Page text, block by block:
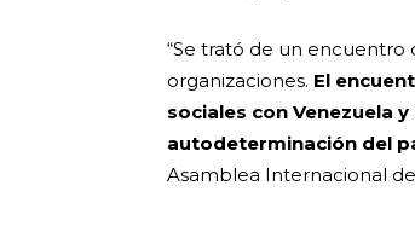
“Se trató de un
organizaciones. El
sociales con Venezuela
autodeterminación del
Asamblea Internacional